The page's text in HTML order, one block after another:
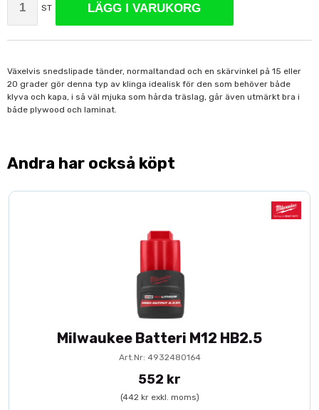
ST LÄGG I VARUKORG
Växelvis snedslipade tänder, normaltandad och en skärvinkel på 15 eller
20 grader gör denna typ av klinga idealisk för den som behöver både
klyva och kapa, i så väl mjuka som hårda träslag, går även utmärkt bra i
både plywood och laminat.
Andra har också köpt
Milwaukee Batteri M12 HB2.5
Art.Nr: 4932480164
552 kr
(442 kr exkl. moms)